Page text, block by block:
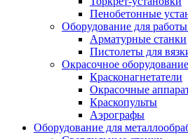
Пенобетонные
Оборудование для
Арматурные станки
Пистолеты для
Окрасочное оборудование
Красконагнетатели
Окрасочные
Краскопульты
Аэрографы
Оборудование для